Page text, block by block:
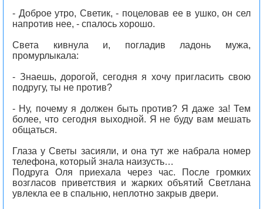
- Доброе утро, Светик, - поцеловав ее в ушко, он сел
напротив нее, - спалось хорошо.
Света кивнула и, погладив ладонь мужа,
промурлыкала:
- Знаешь, дорогой, сегодня я хочу пригласить свою
подругу, ты не против?
- Ну, почему я должен быть против? Я даже за! Тем
более, что сегодня выходной. Я не буду вам мешать
общаться.
Глаза у Светы засияли, и она тут же набрала номер
телефона, который знала наизусть…
Подруга Оля приехала через час. После громких
возгласов приветствия и жарких объятий Светлана
увлекла ее в спальню, неплотно закрыв двери.